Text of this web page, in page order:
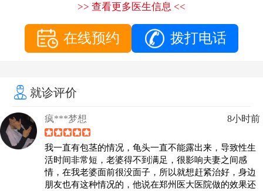
>> 查看更多医生信息 <<
在线预约 拨打电话
就诊评价
疯***梦想 8小时前
我一直有包茎的情况，龟头一直不能露出来，导致性生
活时间非常短，老婆得不到满足，很影响夫妻之间感
情，在我老婆面前很没面子，所以就想赶紧治好，身边
朋友也有这种情况的，他说在郑州医大医院做的效果还